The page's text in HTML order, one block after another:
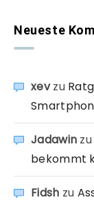
Neueste
xevzu
Jadawin zu
bekommt
Fidsh zu